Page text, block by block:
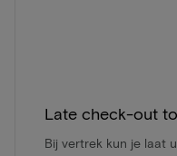
Late check-out
Bij vertrek kun je laat